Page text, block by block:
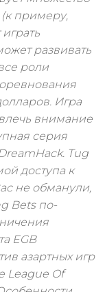
(к примеру,
развивать
роли
Игра
внимание
серия
Tug
доступа к
не обманули,
Bets по-
EGB
азартных игр
League Of